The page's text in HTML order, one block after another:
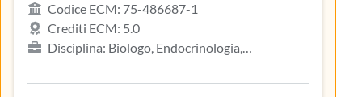
Codice ECM: 75-486687-1
Crediti ECM: 5.0
Disciplina: Biologo, Endocrinologia,
ostetricia, Infermiere, Infermiere pediatrico,